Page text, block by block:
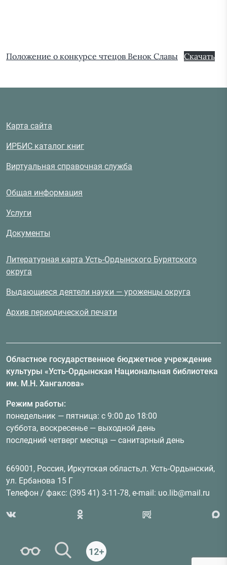
Положение о конкурсе чтецов Венок Славы Скачать
Карта сайта
ИРБИС каталог книг
Виртуальная справочная служба
Общая информация
Услуги
Документы
Литературная карта Усть-Ордынского Бурятского
округа
Выдающиеся деятели науки — уроженцы округа
Архив периодической печати
Областное государственное бюджетное учреждение
культуры «Усть-Ордынская Национальная библиотека
им. М.Н. Хангалова»
Режим работы:
понедельник — пятница: с 9:00 до 18:00
суббота, воскресенье — выходной день
последний четверг месяца — санитарный день
669001, Россия, Иркутская область,п. Усть-Ордынский,
ул. Ербанова 15 Г
Телефон / факс: (395 41) 3-11-78, e-mail: uo.lib@mail.ru